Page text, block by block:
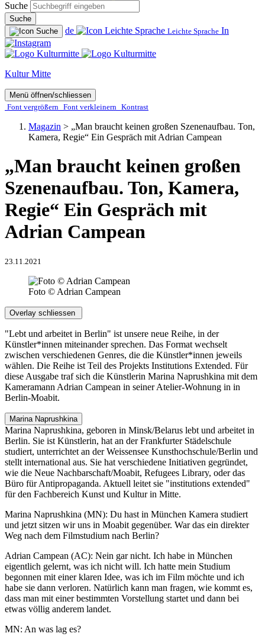
Suche
Suche
de Leichte Sprache In
Kultur Mitte
Menü öffnen/schliessen
Font ver­­größern Font ver­­kleinern Kontrast
Magazin > „Man braucht keinen großen Szenenaufbau. Ton,
Kamera, Regie“ Ein Gespräch mit Adrian Campean
„Man braucht keinen großen
Szenenaufbau. Ton, Kamera,
Regie“ Ein Gespräch mit
Adrian Campean
23.11.2021
Foto © Adrian Campean
Overlay schliessen
"Lebt und arbeitet in Berlin" ist unsere neue Reihe, in der
Künstler*innen miteinander sprechen. Das Format wechselt
zwischen verschiedenen Genres, die die Künstler*innen jeweils
wählen. Die Reihe ist Teil des Projekts Institutions Extended. Für
diese Ausgabe traf sich die Künstlerin Marina Naprushkina mit dem
Kameramann Adrian Campean in seiner Atelier-Wohnung in in
Berlin-Moabit.
Marina Naprushkina
Marina Naprushkina, geboren in Minsk/Belarus lebt und arbeitet in
Berlin. Sie ist Künstlerin, hat an der Frankfurter Städelschule
studiert, unterrichtet an der Weissensee Kunsthochschule/Berlin und
stellt international aus. Sie hat verschiedene Initiativen gegründet,
wie die Neue Nachbarschaft/Moabit, Refugees Library, oder das
Büro für Antipropaganda. Aktuell leitet sie "institutions extended"
für den Fachbereich Kunst und Kultur in Mitte.
Marina Naprushkina (MN): Du hast in München Kamera studiert
und jetzt sitzen wir uns in Moabit gegenüber. War das ein direkter
Weg nach dem Filmstudium nach Berlin?
Adrian Campean (AC): Nein gar nicht. Ich habe in München
eigentlich gelernt, was ich nicht will. Ich hatte mein Studium
begonnen mit einer klaren Idee, was ich im Film möchte und ich
habe sie dann verloren. Natürlich kann man fragen, wie kommt es,
dass man mit einer bestimmten Vorstellung startet und dann bei
etwas völlig anderem landet.
MN: An was lag es?